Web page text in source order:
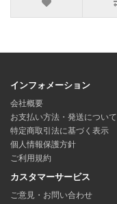
インフォメーション
会社概要
お支払い方法・発送について
特定商取引法に基づく表示
個人情報保護方針
ご利用規約
カスタマーサービス
ご意見・お問い合わせ